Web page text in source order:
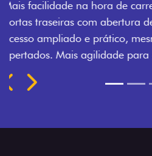
As abertura da porta lateral
acesso à carga, otimizando
trabalho mais eficiente,